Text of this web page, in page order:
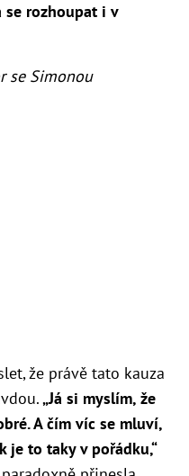
se rozhoupat i v
se Simonou
že právě tato kauza
„Já si myslím, že
A čím víc se mluví,
je to taky v pořádku,“